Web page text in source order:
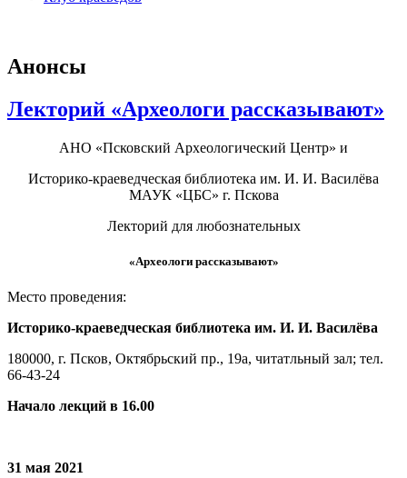
Анонсы
Лекторий «Археологи рассказывают»
АНО «Псковский Археологический Центр» и
Историко-краеведческая библиотека им. И. И. Василёва
МАУК «ЦБС» г. Пскова
Лекторий для любознательных
«Археологи рассказывают»
Место проведения:
Историко-краеведческая библиотека им. И. И. Василёва
180000, г. Псков, Октябрьский пр., 19а, читатльный зал; тел.
66-43-24
Начало лекций в 16.00
31 мая 2021